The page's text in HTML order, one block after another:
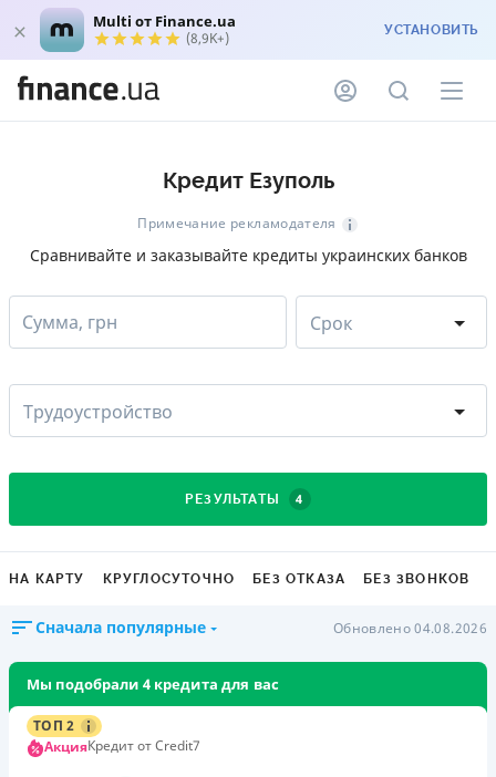
Multi от Finance.ua
(8,9K+) УСТАНОВИТЬ
Кредит Езуполь
Примечание рекламодателя
Сравнивайте и заказывайте кредиты украинских банков
Сумма, грн Срок
Трудоустройство
РЕЗУЛЬТАТЫ 4
НА КАРТУ КРУГЛОСУТОЧНО БЕЗ ОТКАЗА БЕЗ ЗВОНКОВ
Сначала популярные Обновлено 04.08.2026
Мы подобрали 4 кредита для вас
ТОП 2
АкцияКредит от Credit7